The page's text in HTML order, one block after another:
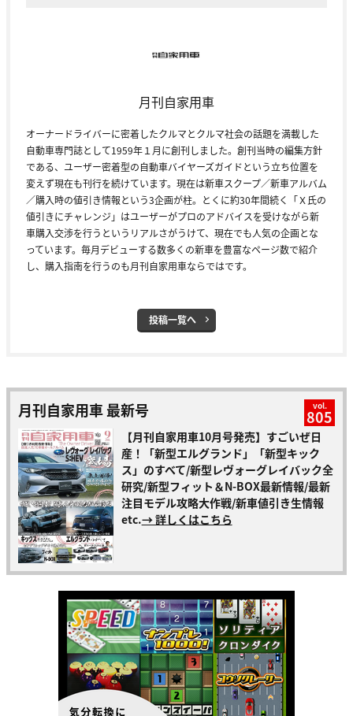
月刊自家用車
オーナードライバーに密着したクルマとクルマ社会の話題を満載した
自動車専門誌として1959年１月に創刊しました。創刊当時の編集方針
である、ユーザー密着型の自動車バイヤーズガイドという立ち位置を
変えず現在も刊行を続けています。現在は新車スクープ／新車アルバム
／購入時の値引き情報という3企画が柱。とくに約30年間続く「Ｘ氏の
値引きにチャレンジ」はユーザーがプロのアドバイスを受けながら新
車購入交渉を行うというリアルさがうけて、現在でも人気の企画とな
っています。毎月デビューする数多くの新車を豊富なページ数で紹介
し、購入指南を行うのも月刊自家用車ならではです。
投稿一覧へ
月刊自家用車 最新号 vol.
805
【月刊自家用車10月号発売】すごいぜ日
産！「新型エルグランド」「新型キック
ス」のすべて/新型レヴォーグレイバック全
研究/新型フィット＆N-BOX最新情報/最新
注目モデル攻略大作戦/新車値引き生情報
etc.→ 詳しくはこちら